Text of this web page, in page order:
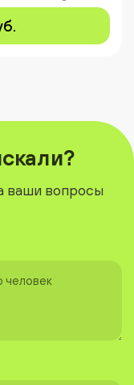
ваши вопросы